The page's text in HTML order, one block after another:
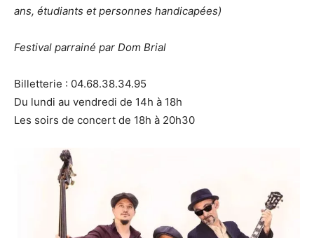
ans, étudiants et personnes handicapées)
Festival parrainé par Dom Brial
Billetterie : 04.68.38.34.95
Du lundi au vendredi de 14h à 18h
Les soirs de concert de 18h à 20h30